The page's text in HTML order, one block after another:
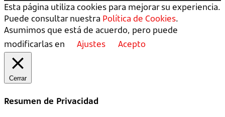
Esta página utiliza cookies para mejorar su experiencia.
Puede consultar nuestra Política de Cookies.
Asumimos que está de acuerdo, pero puede
modificarlas en
Ajustes Acepto
Cerrar
Resumen de Privacidad